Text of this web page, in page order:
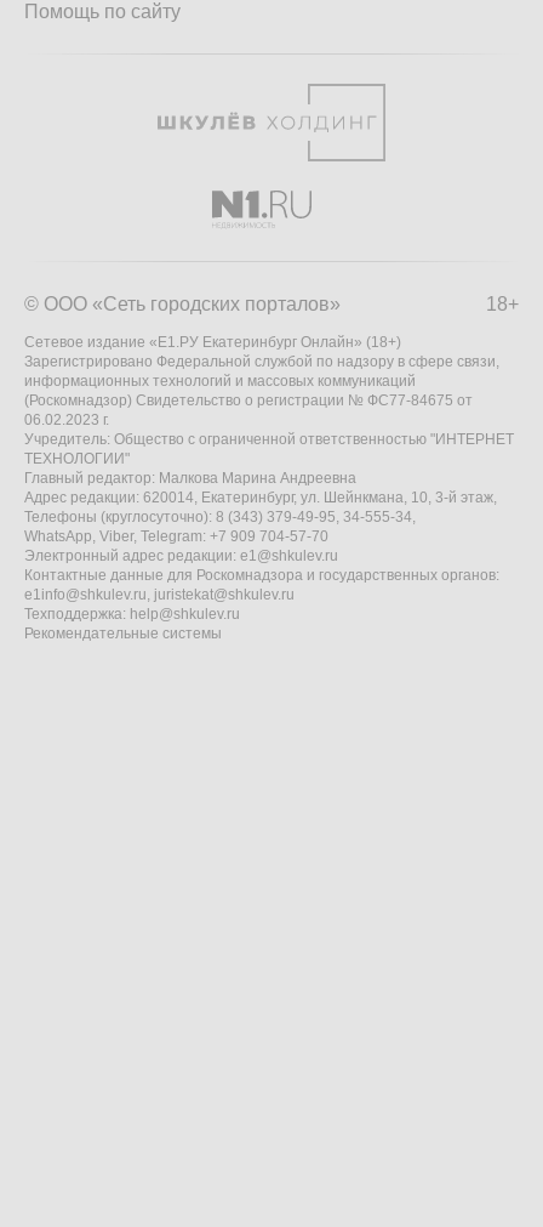
Помощь по сайту
18+
© ООО «Сеть городских порталов»
Сетевое издание «Е1.РУ Екатеринбург Онлайн» (18+)
Зарегистрировано Федеральной службой по надзору в сфере связи,
информационных технологий и массовых коммуникаций
(Роскомнадзор) Свидетельство о регистрации № ФС77-84675 от
06.02.2023 г.
Учредитель: Общество с ограниченной ответственностью "ИНТЕРНЕТ
ТЕХНОЛОГИИ"
Главный редактор: Малкова Марина Андреевна
Адрес редакции: 620014, Екатеринбург, ул. Шейнкмана, 10, 3-й этаж,
Телефоны (круглосуточно): 8 (343) 379-49-95, 34-555-34,
WhatsApp, Viber, Telegram: +7 909 704-57-70
Электронный адрес редакции: e1@shkulev.ru
Контактные данные для Роскомнадзора и государственных органов:
e1info@shkulev.ru, juristekat@shkulev.ru
Техподдержка: help@shkulev.ru
Рекомендательные системы